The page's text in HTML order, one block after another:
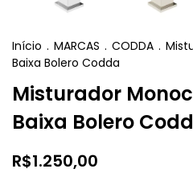
Início . MARCAS . CODDA .
Baixa Bolero Codda
Misturador
Baixa Bolero
R$1.250,00